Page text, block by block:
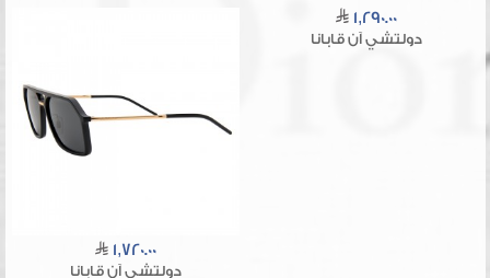
1,290.00
دولتشي آن قابانا
1,720.00
دولتشي آن قابانا